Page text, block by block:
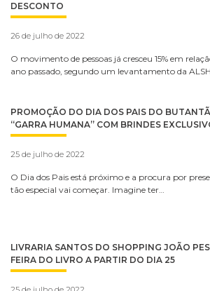
DESCONTO
26 de julho de 2022
O movimento de pessoas já cresceu 15% em
ano passado, segundo um levantamento da
PROMOÇÃO DO DIA DOS PAIS DO
“GARRA HUMANA” COM BRINDES
25 de julho de 2022
O Dia dos Pais está próximo e a procura por
tão especial vai começar. Imagine ter…
LIVRARIA SANTOS DO SHOPPING JOÃO
FEIRA DO LIVRO A PARTIR DO DIA 25